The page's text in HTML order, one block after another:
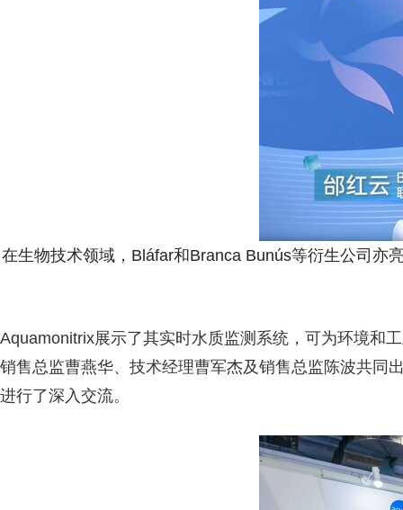
在生物技术领域，Bláfar和Branca Bunús等衍生公司亦
Aquamonitrix展示了其实时水质监测系统，可为环境和
销售总监曹燕华、技术经理曹军杰及销售总监陈波共同
进行了深入交流。